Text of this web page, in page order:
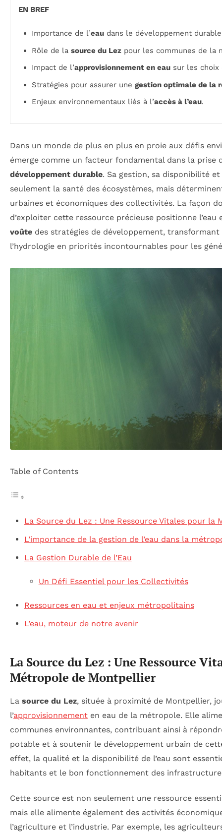
EN BREF
Importance de l’eau dans le développement
Rôle de la source du Lez pour les communes de la
Impact de l’approvisionnement en eau sur les choix
Stratégies pour assurer une gestion optimale de la
Enjeux environnementaux liés à l’accès à l’eau.
Dans un monde de plus en plus en proie aux défis
émerge comme un facteur fondamental dans la prise
développement durable. Sa gestion, sa disponibilité
seulement la santé des écosystèmes, mais
urbaines et économiques des collectivités. La façon
d’exploiter cette ressource précieuse positionne
voûte des stratégies de développement, transformant
l’hydrologie en priorités incontournables pour les
Table of Contents
La Source du Lez : Une Ressource Vitales pour
L’importance de la gestion de l’eau dans la
La Gestion Durable de l’Eau
Un Défi Essentiel pour les Collectivités
Ressources en eau et enjeux métropolitains
L’eau, moteur de notre avenir
La Source du Lez : Une Ressource
Métropole de Montpellier
La source du Lez, située à proximité de Montpellier,
l’approvisionnement en eau de la métropole. Elle
communes environnantes, contribuant ainsi à
potable et à soutenir le développement urbain de
effet, la qualité et la disponibilité de l’eau sont
habitants et le bon fonctionnement des
Cette source est non seulement une ressource
mais elle alimente également des activités
l’agriculture et l’industrie. Par exemple, les